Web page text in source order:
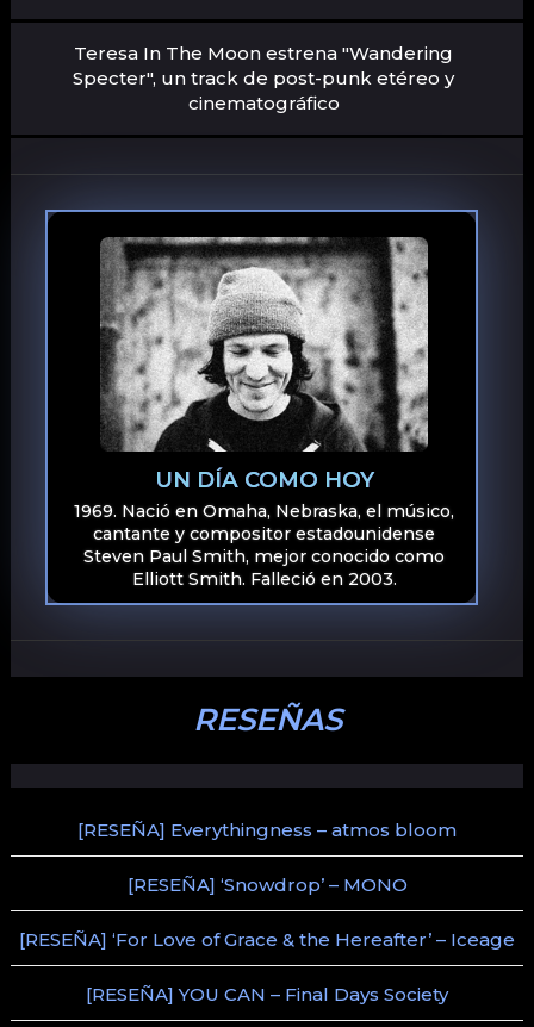
Teresa In The Moon estrena "Wandering
Specter", un track de post-punk etéreo y
cinematográfico
UN DÍA COMO HOY
1969. Nació en Omaha, Nebraska, el músico,
cantante y compositor estadounidense
Steven Paul Smith, mejor conocido como
Elliott Smith. Falleció en 2003.
RESEÑAS
[RESEÑA] Everythingness – atmos bloom
[RESEÑA] ‘Snowdrop’ – MONO
[RESEÑA] ‘For Love of Grace & the Hereafter’ – Iceage
[RESEÑA] YOU CAN – Final Days Society